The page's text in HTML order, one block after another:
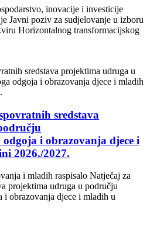
inovacije i investicije
poziv za sudjelovanje u izboru
Horizontalnog transformacijskog
sredstava
i obrazovanja djece i
2026./2027.
i mladih raspisalo Natječaj za
projektima udruga u području
i obrazovanja djece i mladih u